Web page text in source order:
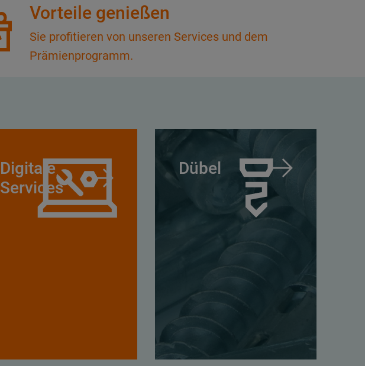
Vorteile genießen
Sie profitieren von unseren Services und dem
Prämienprogramm.
Digitale
Services
Dübel